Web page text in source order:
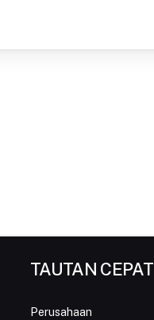
TAUTAN CEPAT
Perusahaan